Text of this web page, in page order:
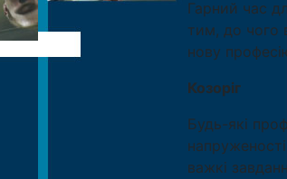
Гарний час
тим, до чого
нову
Козоріг
Будь-які
важкі